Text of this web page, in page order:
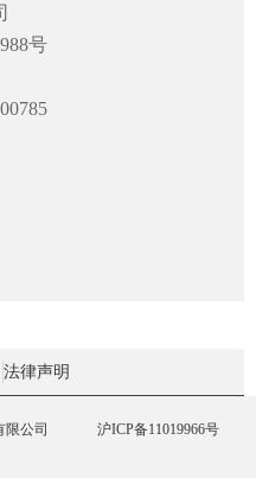
号
法律声明
限公司
沪ICP备11019966号